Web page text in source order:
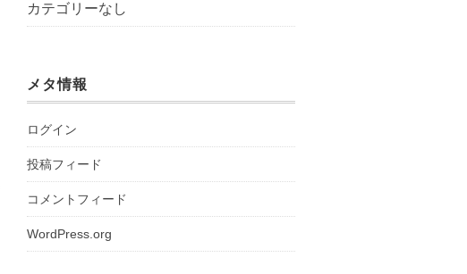
カテゴリーなし
メタ情報
ログイン
投稿フィード
コメントフィード
WordPress.org